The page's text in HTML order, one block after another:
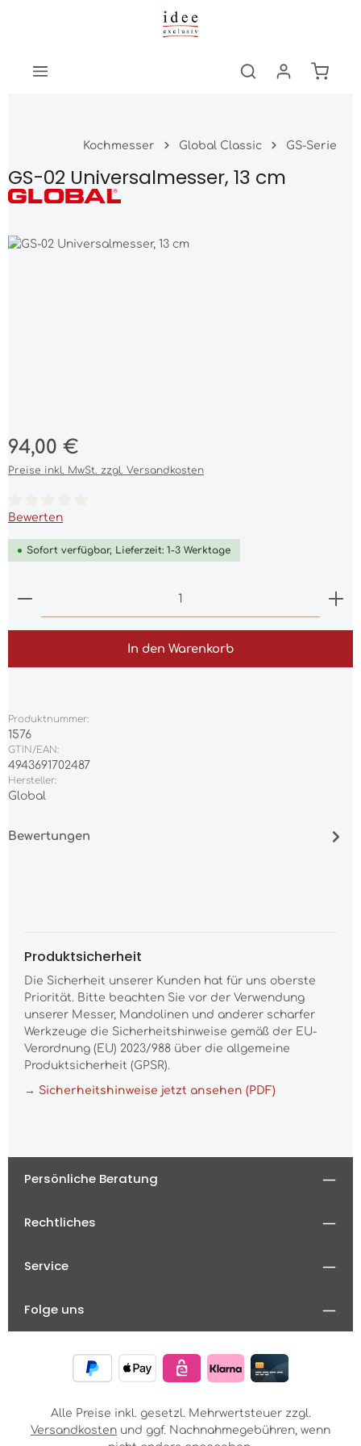
Zum Hauptinhalt springen
Kochmesser Global Classic GS-Serie
GS-02 Universalmesser, 13 cm
Bildergalerie überspringen
Regulärer Preis:
94,00 €
Preise inkl. MwSt. zzgl. Versandkosten
Durchschnittliche Bewertung von 0 von 5 Sternen
Bewerten
Sofort verfügbar, Lieferzeit: 1-3 Werktage
Produkt Anzahl: Gib den gewünschten Wert
In den Warenkorb
Produktnummer:
1576
GTIN/EAN:
4943691702487
Hersteller:
Global
Bewertungen
Produktsicherheit
Die Sicherheit unserer Kunden hat für uns oberste
Priorität. Bitte beachten Sie vor der Verwendung
unserer Messer, Mandolinen und anderer scharfer
Werkzeuge die Sicherheitshinweise gemäß der EU-
Verordnung (EU) 2023/988 über die allgemeine
Produktsicherheit (GPSR).
→ Sicherheitshinweise jetzt ansehen (PDF)
Persönliche Beratung
Rechtliches
Service
Folge uns
Alle Preise inkl. gesetzl. Mehrwertsteuer zzgl.
Versandkosten und ggf. Nachnahmegebühren, wenn